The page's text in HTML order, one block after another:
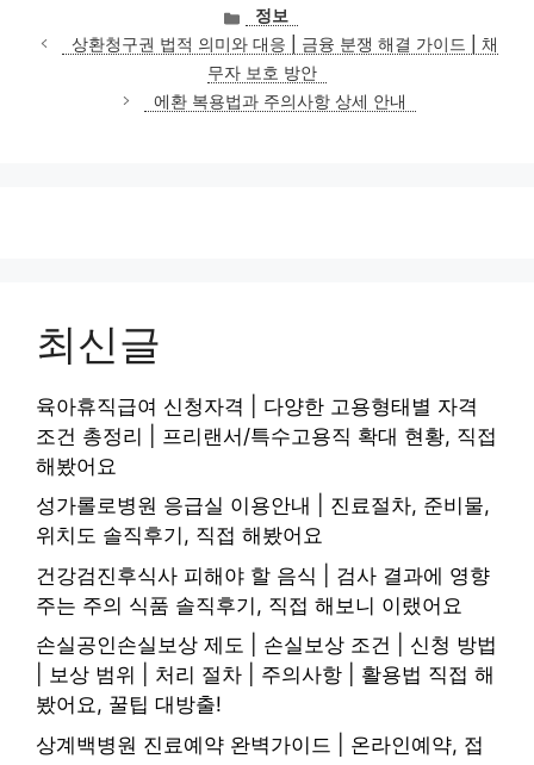
카
테
고
리
정보
상환청구권 법적 의미와 대응 | 금융 분쟁 해결 가이드 | 채
무자 보호 방안
에환 복용법과 주의사항 상세 안내
최신글
육아휴직급여 신청자격 | 다양한 고용형태별 자격
조건 총정리 | 프리랜서/특수고용직 확대 현황, 직접
해봤어요
성가롤로병원 응급실 이용안내 | 진료절차, 준비물,
위치도 솔직후기, 직접 해봤어요
건강검진후식사 피해야 할 음식 | 검사 결과에 영향
주는 주의 식품 솔직후기, 직접 해보니 이랬어요
손실공인손실보상 제도 | 손실보상 조건 | 신청 방법
| 보상 범위 | 처리 절차 | 주의사항 | 활용법 직접 해
봤어요, 꿀팁 대방출!
상계백병원 진료예약 완벽가이드 | 온라인예약, 접